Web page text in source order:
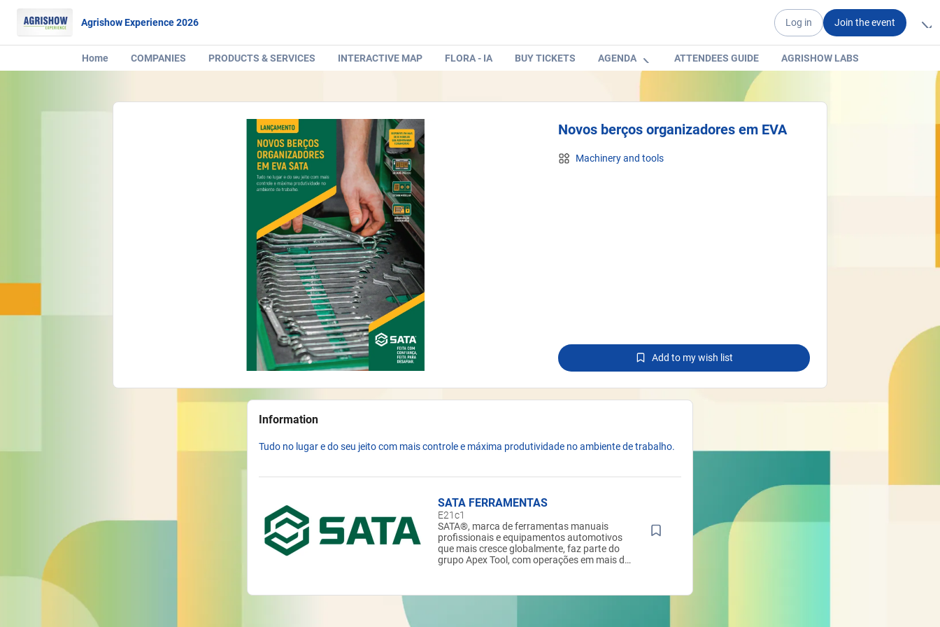
Agrishow Experience 2026 Log in Join the event
Home COMPANIES PRODUCTS & SERVICES INTERACTIVE MAP FLORA - IA BUY TICKETS AGENDA ATTENDEES GUIDE AGRISHOW LABS
Novos berços organizadores em EVA
Machinery and tools
Add to my wish list
Information
Tudo no lugar e do seu jeito com mais controle e máxima produtividade no ambiente de trabalho.
SATA FERRAMENTAS
E21c1
SATA®, marca de ferramentas manuais
profissionais e equipamentos automotivos
que mais cresce globalmente, faz parte do
grupo Apex Tool, com operações em mais de
SATA® oferece inovações e soluções para os